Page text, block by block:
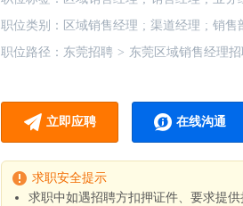
职位类别： 区域销售经理 ; 渠道经理 ; 销售
职位路径： 东莞招聘 > 东莞区域销售经理
立即应聘 在线沟通
求职安全提示
求职中如遇招聘方扣押证件、要求提